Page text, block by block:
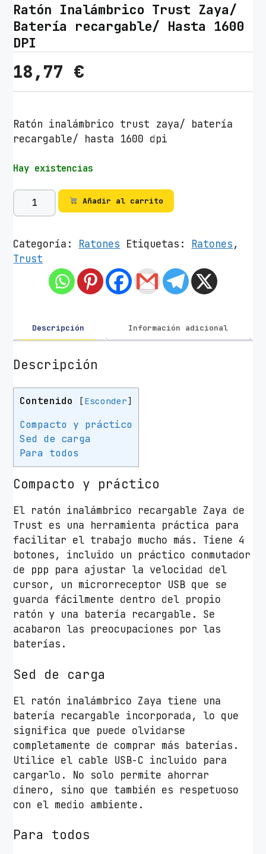
Ratón Inalámbrico Trust Zaya/
Batería recargable/ Hasta 1600
DPI
18,77 €
Ratón inalámbrico trust zaya/ batería
recargable/ hasta 1600 dpi
Hay existencias
R
a
ó
n
m
b
i
s
t
Z
a
y
a
/
B
a
t
e
r
a
e
c
a
r
g
a
b
l
/
Añadir al carrito
Categoría: Ratones Etiquetas: Ratones,
Trust
Descripción Información adicional
Descripción
Contenido [Esconder]
Compacto y práctico
Sed de carga
Para todos
Compacto y práctico
El ratón inalámbrico recargable Zaya de
Trust es una herramienta práctica para
facilitar el trabajo mucho más. Tiene 4
botones, incluido un práctico conmutador
de ppp para ajustar la velocidad del
cursor, un microrreceptor USB que se
guarda fácilmente dentro del propio
ratón y una batería recargable. Se
acabaron las preocupaciones por las
baterías.
Sed de carga
El ratón inalámbrico Zaya tiene una
batería recargable incorporada, lo que
significa que puede olvidarse
completamente de comprar más baterías.
Utilice el cable USB-C incluido para
cargarlo. No solo permite ahorrar
dinero, sino que también es respetuoso
con el medio ambiente.
Para todos